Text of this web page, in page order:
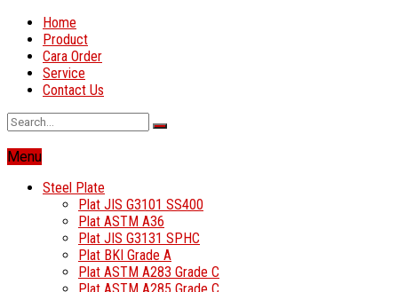
Home
Product
Cara Order
Service
Contact Us
Menu
Steel Plate
Plat JIS G3101 SS400
Plat ASTM A36
Plat JIS G3131 SPHC
Plat BKI Grade A
Plat ASTM A283 Grade C